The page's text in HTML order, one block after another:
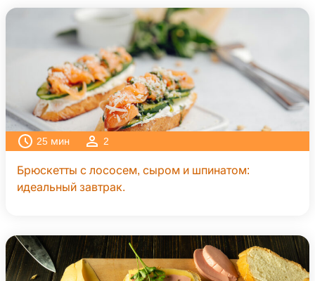
25 мин 2
Брюскетты с лососем, сыром и шпинатом:
идеальный завтрак.